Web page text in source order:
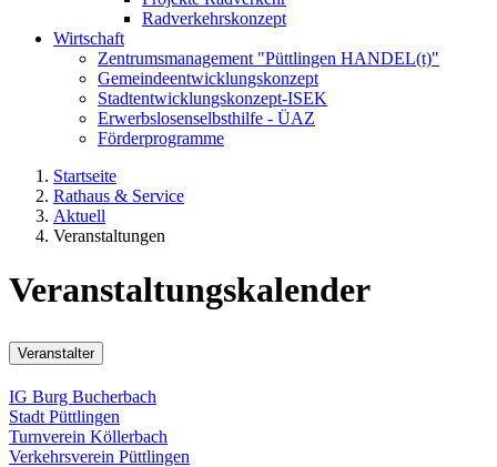
Radverkehrskonzept
Wirtschaft
Zentrumsmanagement "Püttlingen HANDEL(t)"
Gemeindeentwicklungskonzept
Stadtentwicklungskonzept-ISEK
Erwerbslosenselbsthilfe - ÜAZ
Förderprogramme
Startseite
Rathaus & Service
Aktuell
Veranstaltungen
Veranstaltungskalender
Veranstalter
IG Burg Bucherbach
Stadt Püttlingen
Turnverein Köllerbach
Verkehrsverein Püttlingen